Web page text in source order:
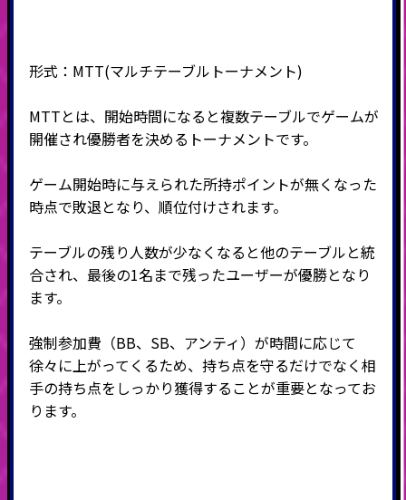
形式：MTT(マルチテーブルトーナメント)
MTTとは、開始時間になると複数テーブルでゲームが
開催され優勝者を決めるトーナメントです。
ゲーム開始時に与えられた所持ポイントが無くなった
時点で敗退となり、順位付けされます。
テーブルの残り人数が少なくなると他のテーブルと統
合され、最後の1名まで残ったユーザーが優勝となり
ます。
強制参加費（BB、SB、アンティ）が時間に応じて
徐々に上がってくるため、持ち点を守るだけでなく相
手の持ち点をしっかり獲得することが重要となってお
ります。